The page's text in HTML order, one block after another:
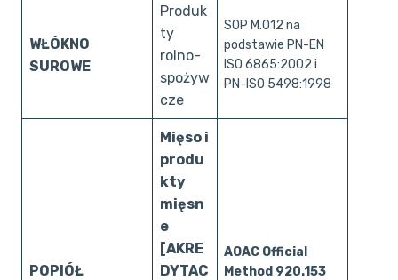
WŁÓKNO
SUROWE
Produk
ty
rolno-
spożyw
cze
SOP M.012 na
podstawie PN-EN
ISO 6865:2002 i
PN-ISO 5498:1998
POPIÓŁ
Mięso i
produ
kty
mięsn
e
[AKRE
DYTAC
AOAC Official
Method 920.153